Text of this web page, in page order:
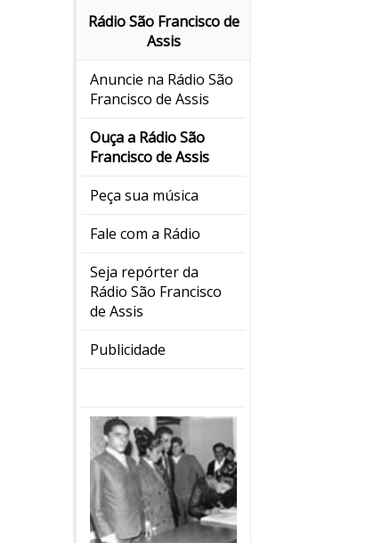
Rádio São Francisco de
Assis
Anuncie na Rádio São
Francisco de Assis
Ouça a Rádio São
Francisco de Assis
Peça sua música
Fale com a Rádio
Seja repórter da
Rádio São Francisco
de Assis
Publicidade